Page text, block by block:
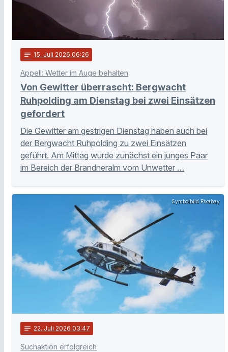
notes 15. Juli 2026 06:26
Appell: Wetter im Auge behalten
Von Gewitter überrascht: Bergwacht
Ruhpolding am Dienstag bei zwei Einsätzen
gefordert
Die Gewitter am gestrigen Dienstag haben auch bei
der Bergwacht Ruhpolding zu zwei Einsätzen
geführt. Am Mittag wurde zunächst ein junges Paar
im Bereich der Brandneralm vom Unwetter …
Symbolbild Pixabay
notes 22. Juli 2026 03:47
Suchaktion erfolgreich